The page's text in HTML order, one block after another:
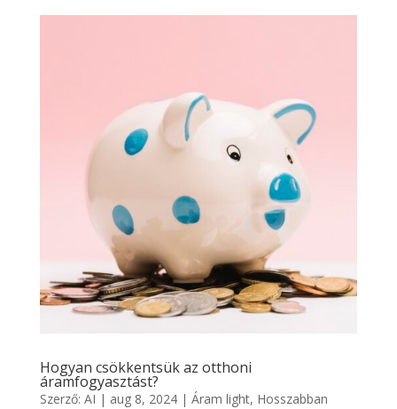
Hogyan csökkentsük az otthoni
áramfogyasztást?
Szerző: AI | aug 8, 2024| Áram light, Hosszabban